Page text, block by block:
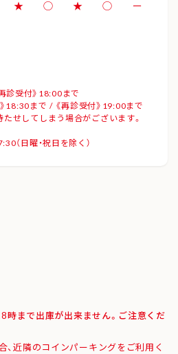
診受付》18:00まで
18:30まで / 《再診受付》19:00まで
せしてしまう場合がございます。
（日曜・祝日を除く）
★ ◯ ★ ◯ ー
まで出庫が出来ません。ご注意くだ
、近隣のコインパーキングをご利用く